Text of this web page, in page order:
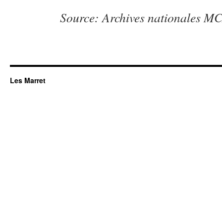
Source: Archivesnationales
Les Marret